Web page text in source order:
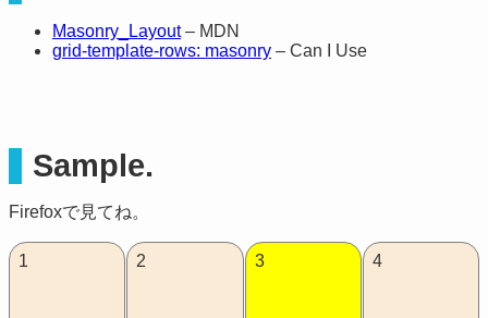
Masonry_Layout– MDN
grid-template-rows: masonry – Can I Use
Sample.
Firefoxで見てね。
1 2 3 4